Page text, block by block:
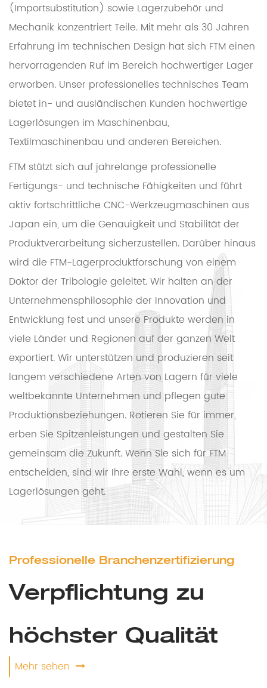
(Importsubstitution) sowie Lagerzubehör und
Mechanik konzentriert Teile. Mit mehr als 30 Jahren
Erfahrung im technischen Design hat sich FTM einen
hervorragenden Ruf im Bereich hochwertiger Lager
erworben. Unser professionelles technisches Team
bietet in- und ausländischen Kunden hochwertige
Lagerlösungen im Maschinenbau,
Textilmaschinenbau und anderen Bereichen.
FTM stützt sich auf jahrelange professionelle
Fertigungs- und technische Fähigkeiten und führt
aktiv fortschrittliche CNC-Werkzeugmaschinen aus
Japan ein, um die Genauigkeit und Stabilität der
Produktverarbeitung sicherzustellen. Darüber hinaus
wird die FTM-Lagerproduktforschung von einem
Doktor der Tribologie geleitet. Wir halten an der
Unternehmensphilosophie der Innovation und
Entwicklung fest und unsere Produkte werden in
viele Länder und Regionen auf der ganzen Welt
exportiert. Wir unterstützen und produzieren seit
langem verschiedene Arten von Lagern für viele
weltbekannte Unternehmen und pflegen gute
Produktionsbeziehungen. Rotieren Sie für immer,
erben Sie Spitzenleistungen und gestalten Sie
gemeinsam die Zukunft. Wenn Sie sich für FTM
entscheiden, sind wir Ihre erste Wahl, wenn es um
Lagerlösungen geht.
Professionelle Branchenzertifizierung
Verpflichtung zu
höchster Qualität
Mehr sehen